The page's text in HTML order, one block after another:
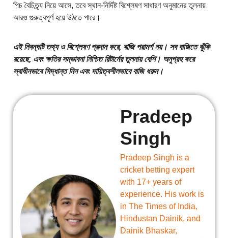
পিচ বৈচিত্র্য নিয়ে আসে, তবে স্থান-নির্দিষ্ট বিশ্লেষণ সাধারণ অনুমানের তুলনায়
আরও গুরুত্বপূর্ণ হয়ে উঠতে পারে।
এই নিবন্ধটি তথ্য ও বিশ্লেষণ প্রদান করে, বাজি পরামর্শ নয়। সব বাজিতে ঝুঁকি
রয়েছে, এবং ক্ষতির সম্ভাবনা নিশ্চিত রিটার্নের তুলনায় বেশি। অনুগ্রহ করে
স্বাধীনভাবে সিদ্ধান্ত নিন এবং দায়িত্বশীলভাবে বাজি ধরুন।
Pradeep
Singh
Pradeep Singh is a
cricket betting expert
with 17+ years of
experience. His work is
in The Times of India,
Hindustan Dainik, and
Dainik Bhaskar,